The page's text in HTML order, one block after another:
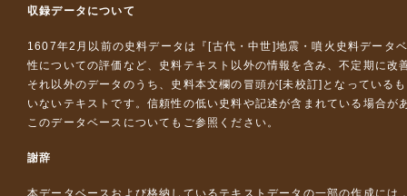
収録データについて
1607年2月以前の史料データは『 [古代・中世]地震・噴火史料データ
性についての評価など、史料テキスト以外の情報を含み、不定期に改
それ以外のデータのうち、史料本文欄の冒頭が[未校訂]となっている
いないテキストです。信頼性の低い史料や記述が含まれている場合が
このデータベースについて もご参照ください。
謝辞
本データベースおよび格納しているテキストデータの一部の作成には